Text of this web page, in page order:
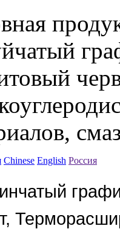
Chinese English Россия